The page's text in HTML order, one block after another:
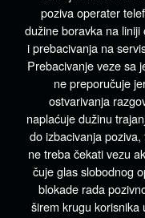
poziva operater
dužine boravka na
i prebacivanja na
Prebacivanje veze sa
ne preporučuje
ostvarivanja
naplaćuje dužinu
do izbacivanja
ne treba čekati vezu
čuje glas slobodnog
blokade rada
širem krugu korisnika